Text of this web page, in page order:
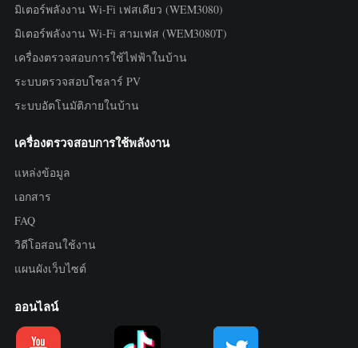
มิเตอร์พลังงาน Wi-Fi เฟสเดียว (WEM3080)
มิเตอร์พลังงาน Wi-Fi สามเฟส (WEM3080T)
เครื่องตรวจสอบการใช้ไฟฟ้าในบ้าน
ระบบตรวจสอบโซลาร์ PV
ระบบอัตโนมัติภายในบ้าน
เครื่องตรวจสอบการใช้พลังงาน
แหล่งข้อมูล
เอกสาร
FAQ
วิดีโอสอนใช้งาน
แผนผังเว็บไซต์
ออนไลน์